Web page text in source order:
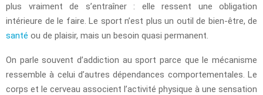
plus vraiment de s’entraîner : elle ressent une obligation
intérieure de le faire. Le sport n’est plus un outil de bien-être, de
santé ou de plaisir, mais un besoin quasi permanent.
On parle souvent d’addiction au sport parce que le mécanisme
ressemble à celui d’autres dépendances comportementales. Le
corps et le cerveau associent l’activité physique à une sensation